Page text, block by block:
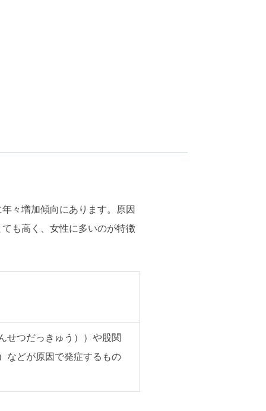
々増加傾向にあります。原因
も高く、女性に多いのが特徴
せつだっきゅう））や股関
などが原因で発症するもの